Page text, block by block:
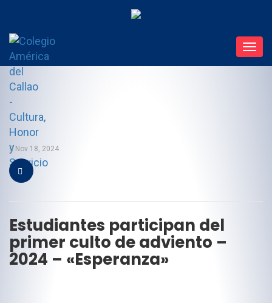
Nov 18, 2024
Estudiantes participan del
primer culto de adviento –
2024 – «Esperanza»